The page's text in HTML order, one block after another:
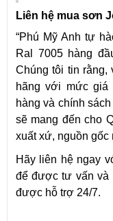
Liên hệ mua sơn
“Phú Mỹ Anh tự
Ral 7005 hàng
Chúng tôi tin
hãng với mức giá
hàng và chính
sẽ mang đến cho
xuất xứ, nguồn
Hãy liên hệ ngay
để được tư vấn và
được hỗ trợ 24/7.